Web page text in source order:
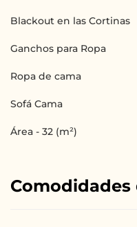
Blackout en las Cortinas
Ganchos para Ropa
Ropa de cama
Sofá Cama
Área - 32 (m²)